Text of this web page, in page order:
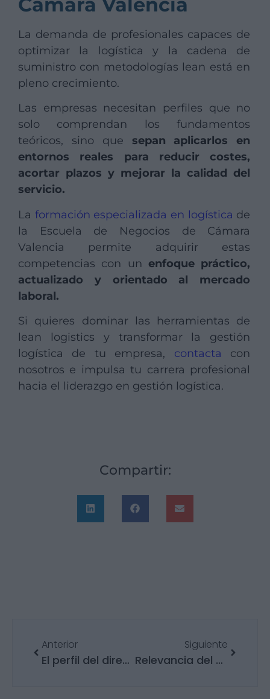
La demanda de profesionales capaces de
optimizar la logística y la cadena de
suministro con metodologías lean está en
pleno crecimiento.
Las empresas necesitan perfiles que no
solo comprendan los fundamentos
teóricos, sino que sepan aplicarlos en
entornos reales para reducir costes,
acortar plazos y mejorar la calidad del
servicio.
La formación especializada en logística de
la Escuela de Negocios de Cámara
Valencia permite adquirir estas
competencias con un enfoque práctico,
actualizado y orientado al mercado
laboral.
Si quieres dominar las herramientas de
lean logistics y transformar la gestión
logística de tu empresa, contacta con
nosotros e impulsa tu carrera profesional
hacia el liderazgo en gestión logística.
Compartir:
Anterior
El perfil del director financiero está cambiando: así puedes prepararte para liderar en el nuevo entorno
Siguiente
Relevancia del Employee Value Proposition en tu empresa